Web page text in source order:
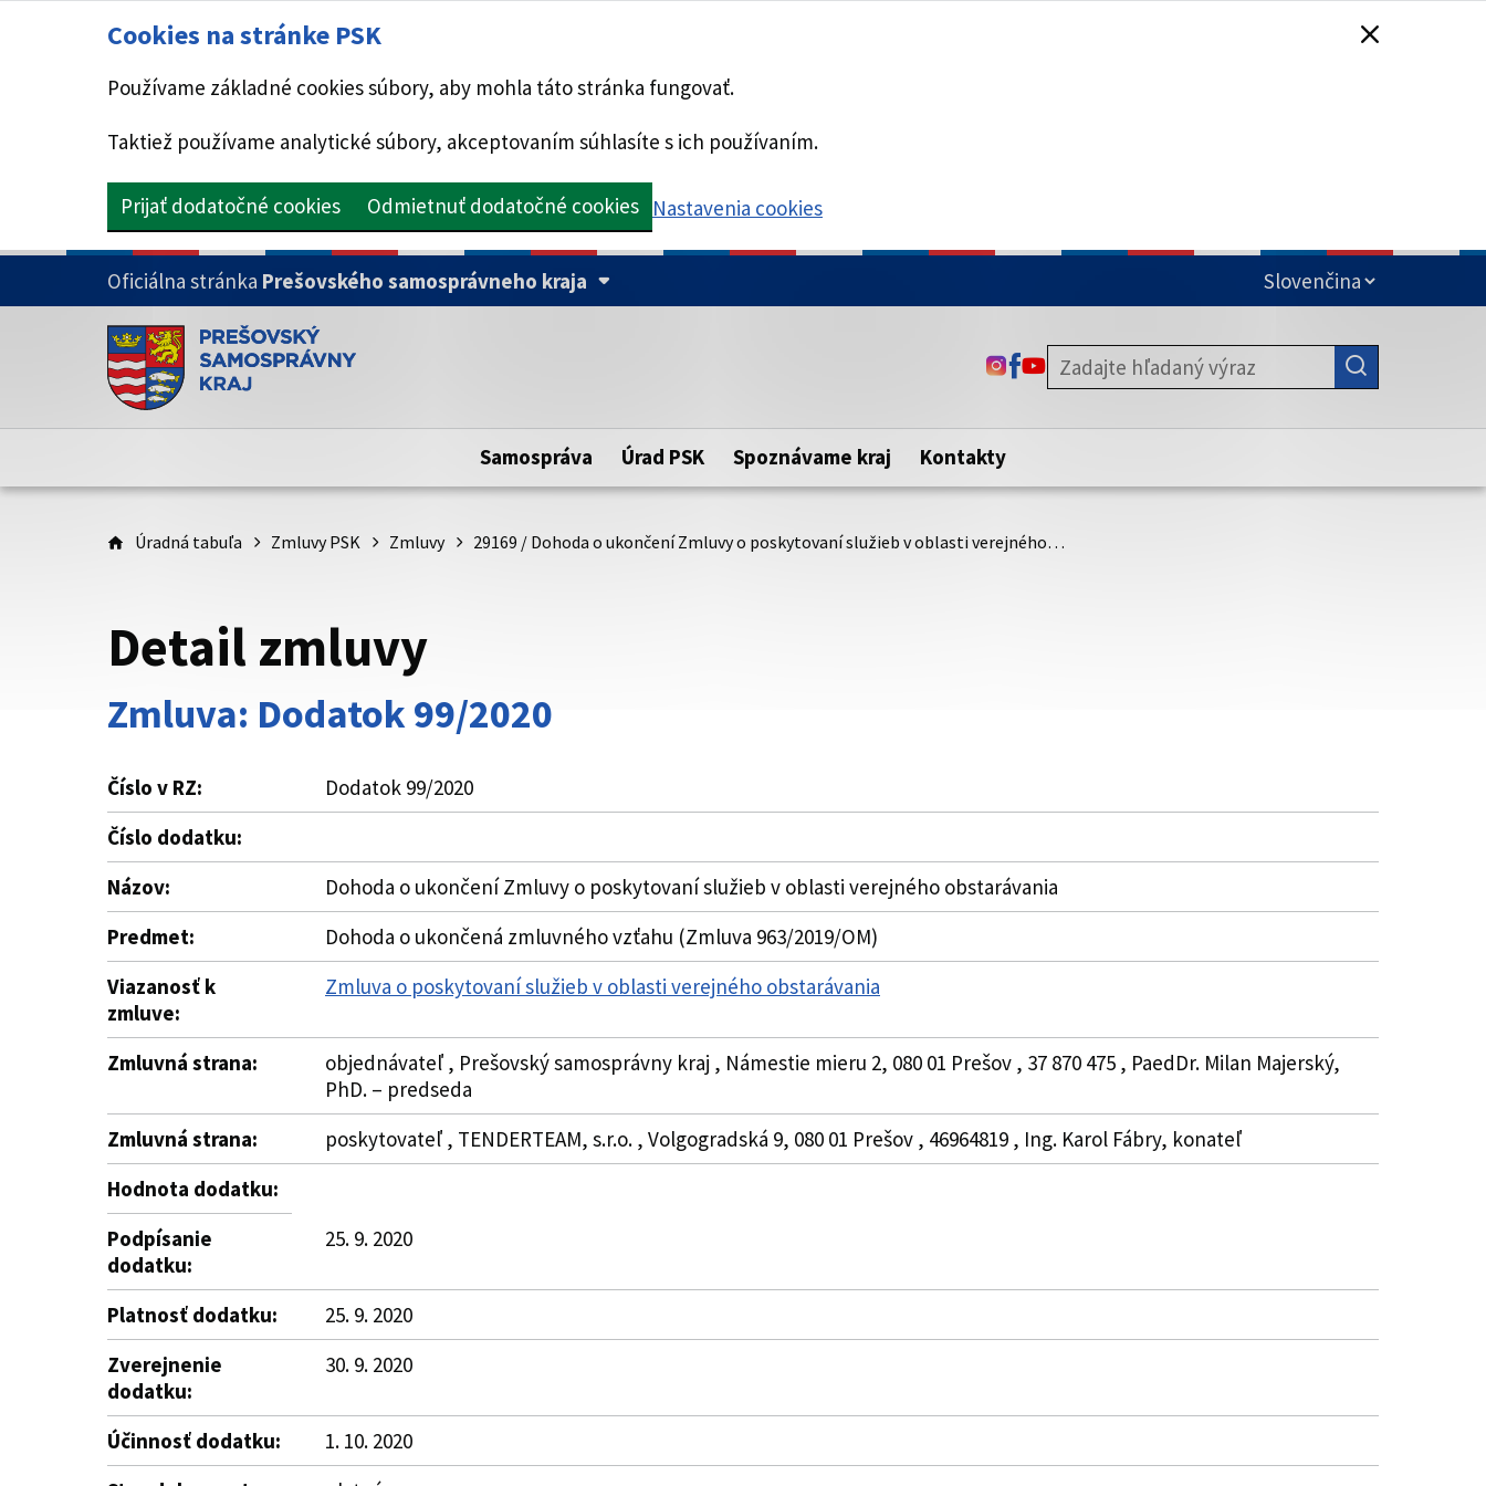
Cookies na stránke PSK
Používame základné cookies súbory, aby mohla táto stránka fungovať.
Taktiež používame analytické súbory, akceptovaním súhlasíte s ich používaním.
Prijať dodatočné cookies Odmietnuť dodatočné cookies Nastavenia cookies
PRESKOČIŤ NA HLAVNÝ OBSAH
Oficiálna stránka Prešovského samosprávneho kraja
Doména psk.sk je oficiálna
Toto je oficiálna webová stránka Prešovského samosprávneho kraja.
Táto stránka je zabezpečená
zabezpečenú webovú stránku. Zabezpečená stránka vždy začína
https:// pred názvom domény webového sídla.
ODKAZ SA OTVORÍ NA NOVEJ KARTE
ODKAZ SA OTVORÍ NA NOVEJ KARTE
ODKAZ SA OTVORÍ NA NOVEJ KARTE
Samospráva Úrad PSK Spoznávame kraj Kontakty
Úradná tabuľa Zmluvy PSK Zmluvy 29169 / Dohoda o ukončení Zmluvy o poskytovaní služieb v oblasti verejného…
Detail zmluvy
Zmluva: Dodatok 99/2020
Číslo v RZ:
Dodatok 99/2020
Číslo dodatku:
Názov:
Dohoda o ukončení Zmluvy o poskytovaní služieb v oblasti verejného obstarávania
Predmet:
Dohoda o ukončená zmluvného vzťahu (Zmluva 963/2019/OM)
Viazanosť k
zmluve:
Zmluva o poskytovaní služieb v oblasti verejného obstarávania
Zmluvná strana:
objednávateľ , Prešovský samosprávny kraj , Námestie mieru 2, 080 01 Prešov , 37 870 475 , PaedDr. Milan Majerský,
PhD. – predseda
Zmluvná strana:
poskytovateľ , TENDERTEAM, s.r.o. , Volgogradská 9, 080 01 Prešov , 46964819 , Ing. Karol Fábry, konateľ
Hodnota dodatku:
Podpísanie
dodatku:
25. 9. 2020
Platnosť dodatku:
25. 9. 2020
Zverejnenie
dodatku:
30. 9. 2020
Účinnosť dodatku:
1. 10. 2020